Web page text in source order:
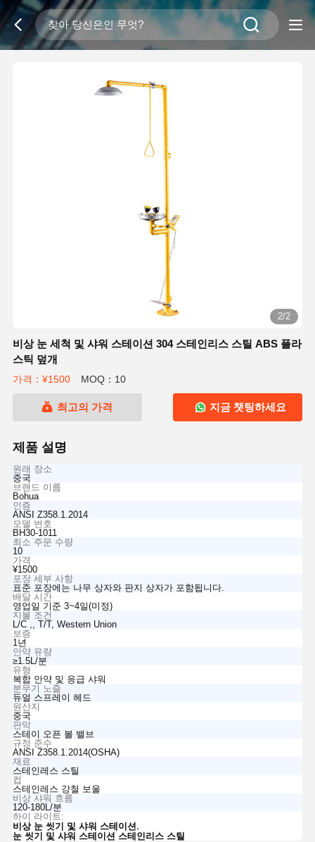
2/2
비상 눈 세척 및 샤워 스테이션 304 스테인리스 스틸 ABS 플라
스틱 덮개
가격：¥1500 MOQ：10
최고의 가격 지금 챗팅하세요
제품 설명
원래 장소
중국
브랜드 이름
Bohua
인증
ANSI Z358.1.2014
모델 번호
BH30-1011
최소 주문 수량
10
가격
¥1500
포장 세부 사항
표준 포장에는 나무 상자와 판지 상자가 포함됩니다.
배달 시간
영업일 기준 3~4일(미정)
지불 조건
L/C ,, T/T, Western Union
보증
1년
안약 유량
≥1.5L/분
유형
복합 안약 및 응급 샤워
분무기 노즐
듀얼 스프레이 헤드
원산지
중국
판막
스테이 오픈 볼 밸브
규정 준수
ANSI Z358.1.2014(OSHA)
재료
스테인레스 스틸
컵
스테인레스 강철 보울
비상 샤워 흐름
120-180L/분
하이 라이트:
비상 눈 씻기 및 샤워 스테이션
눈 씻기 및 샤워 스테이션 스테인리스 스틸